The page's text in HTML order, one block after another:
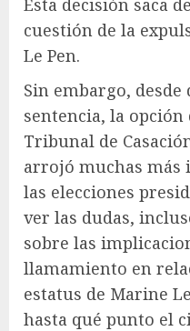
cuestión de la
Le Pen.
Sin embargo,
sentencia, la
Tribunal de
arrojó muchas más
las elecciones
ver las dudas,
sobre las
llamamiento en
estatus de Marine
hasta qué punto el